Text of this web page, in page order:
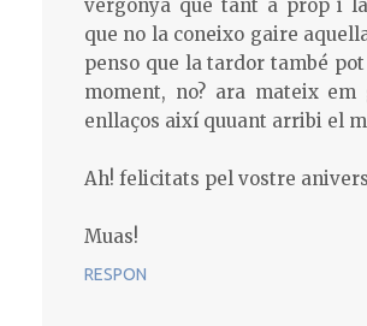
vergonya que tant a prop i
que no la coneixo gaire
penso que la tardor també
moment, no? ara mateix em
enllaços així quuant arribi el
Ah! felicitats pel vostre
Muas!
RESPON